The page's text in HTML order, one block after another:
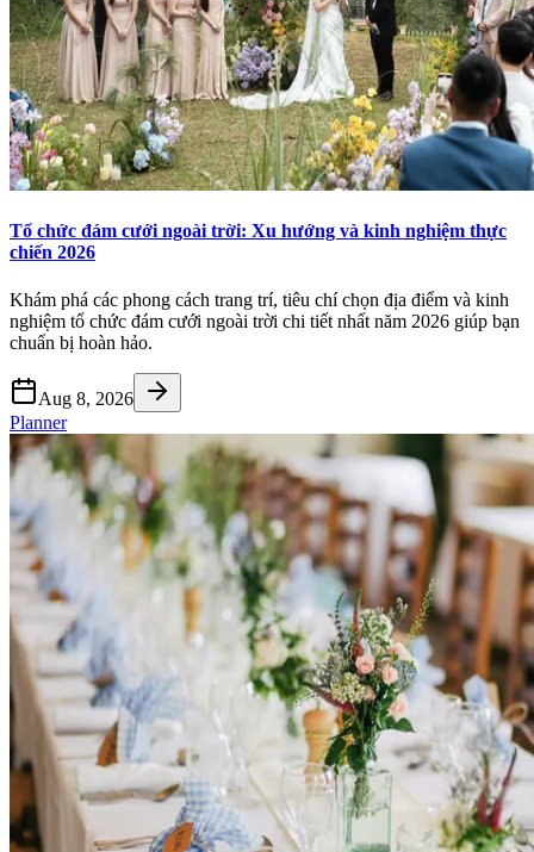
Tổ chức đám cưới ngoài trời: Xu hướng và kinh nghiệm thực
chiến 2026
Khám phá các phong cách trang trí, tiêu chí chọn địa điểm và kinh
nghiệm tổ chức đám cưới ngoài trời chi tiết nhất năm 2026 giúp bạn
chuẩn bị hoàn hảo.
Aug 8, 2026
Planner